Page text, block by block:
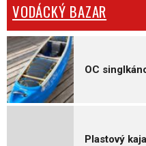
VODÁCKÝ BAZAR
OC
Plastový